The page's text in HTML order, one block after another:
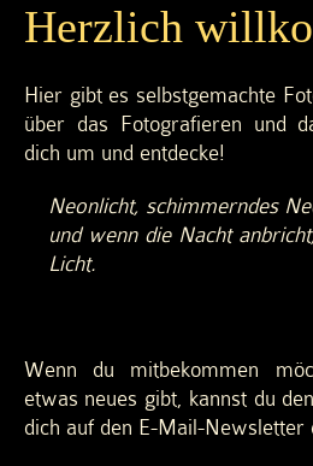
Herzlich
Hier gibt es selbstgemachte
über das Fotografieren und
dich um und entdecke!
Neonlicht, schimmerndes
und wenn die Nacht
Licht.
Wenn du mitbekommen
etwas neues gibt, kannst du den
dich auf den E-Mail-Newsletter